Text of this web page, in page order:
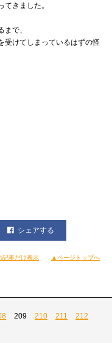
きました。
で、
受けてしまっているはずの怪
シェアする
記事だけ表示 ▲ページトップへ
209 210 211
212